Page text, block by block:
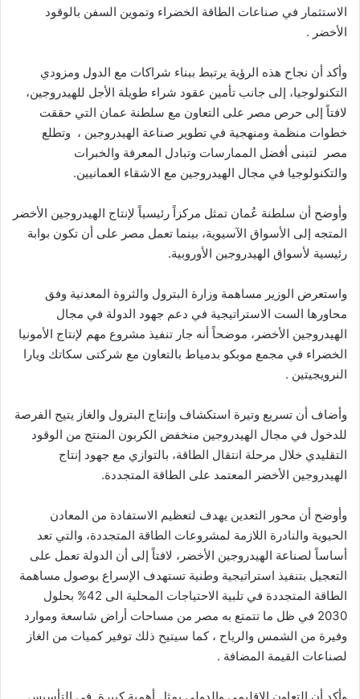
الاستثمار في صناعات الطاقة الخضراء وتموين السفن بالوقود
الأخضر .
وأكد أن نجاح هذه الرؤية يرتبط ببناء شراكات مع الدول ومزودي
التكنولوجيا، إلى جانب تأمين عقود شراء طويلة الأجل للهيدروجين،
لافتاً إلى حرص مصر على التعاون مع سلطنة عمان التي حققت
خطوات منظمة ومنهجية في تطوير صناعة الهيدروجين ، وتطلع
مصر لتبنى أفضل الممارسات وتبادل المعرفة والخبرات
والتكنولوجيا في مجال الهيدروجين مع الاشقاء العمانيين.
وأوضح أن سلطنة عُمان تمثل مركزاً رئيسياً لإنتاج الهيدروجين الأخضر
المتجه إلى الأسواق الآسيوية، بينما تعمل مصر على أن تكون بوابة
رئيسية لأسواق الهيدروجين الأوروبية.
واستعرض الوزير مساهمة وزارة البترول والثروة المعدنية وفق
محاورها الست الاستراتيجية في دعم جهود الدولة في مجال
الهيدروجين الأخضر، موضحاً أنه جار تنفيذ مشروع مهم لإنتاج الأمونيا
الخضراء في مجمع موبكو بدمياط بالتعاون مع شركتى سكاتك ويارا
النرويجيتين .
وأضاف أن تسريع وتيرة استكشاف وإنتاج البترول والغاز يتيح الفرصة
للدخول في مجال الهيدروجين منخفض الكربون المنتج من الوقود
التقليدي خلال مرحلة انتقال الطاقة، بالتوازي مع جهود إنتاج
الهيدروجين الأخضر المعتمد على الطاقة المتجددة.
وأوضح أن محور التعدين يهدف لتعظيم الاستفادة من المعادن
الحيوية والنادرة اللازمة لمشروعات الطاقة المتجددة، والتي تعد
أساساً لصناعة الهيدروجين الأخضر، لافتاً إلى أن الدولة تعمل على
التعجيل بتنفيذ استراتيجية وطنية تستهدف الإسراع بوصول مساهمة
الطاقة المتجددة في تلبية الاحتياجات المحلية الى 42% بحلول
2030 في ظل ما تتمتع به مصر من مساحات أراض شاسعة وموارد
وفيرة من الشمس والرياح ، كما سيتيح ذلك توفير كميات من الغاز
لصناعات القيمة المضافة .